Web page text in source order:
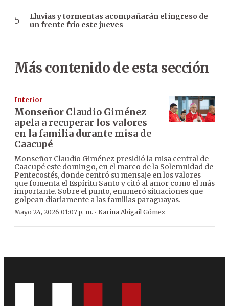
Lluvias y tormentas acompañarán el ingreso de
un frente frío este jueves
Más contenido de esta sección
Interior
Monseñor Claudio Giménez
apela a recuperar los valores
en la familia durante misa de
Caacupé
Monseñor Claudio Giménez presidió la misa central de
Caacupé este domingo, en el marco de la Solemnidad de
Pentecostés, donde centró su mensaje en los valores
que fomenta el Espíritu Santo y citó al amor como el más
importante. Sobre el punto, enumeró situaciones que
golpean diariamente a las familias paraguayas.
Mayo 24, 2026 01:07 p. m. · Karina Abigail Gómez